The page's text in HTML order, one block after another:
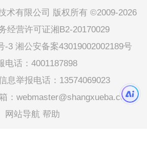
术有限公司 版权所有 ©2009-2026
经营许可证湘B2-20170029
-3 湘公安备案43019002002189号
电话：4001187898
息举报电话：13574069023
：webmaster@shangxueba.com
网站导航 帮助